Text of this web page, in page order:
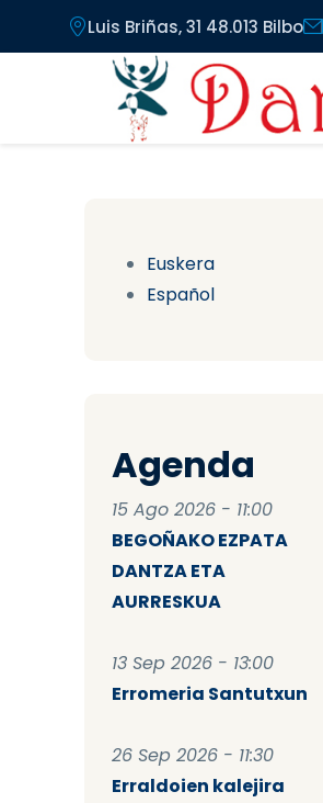
Pasar al contenido principal
Luis Briñas, 31 48.013 Bilbo
Euskera
Español
Agenda
15 Ago 2026 - 11:00
BEGOÑAKO EZPATA
DANTZA ETA
AURRESKUA
13 Sep 2026 - 13:00
Erromeria Santutxun
26 Sep 2026 - 11:30
Erraldoien kalejira